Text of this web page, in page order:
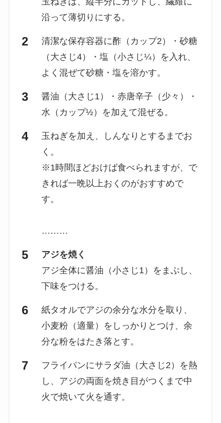
沿って薄切りにする。
清潔な保存容器に酢（カップ2）・砂糖
（大さじ4）・塩（小さじ¼）を入れ、
よく混ぜて砂糖・塩を溶かす。
醤油（大さじ1）・赤唐辛子（少々）・
水（カップ½）を加えて混ぜる。
玉ねぎを加え、しんなりとするまでお
く。
※1時間ほどおけば食べられますが、で
きれば一晩以上おくのがおすすめで
す。
………
アジを焼く
アジ全体に醤油（小さじ1）をまぶし、
下味をつける。
紙タオルでアジの余分な水分を取り、
小麦粉（適量）をしっかりとつけ、余
分な粉をはたき落とす。
フライパンにサラダ油（大さじ2）を熱
し、アジの両面を焼き目がつくまで中
火で焼いて火を通す。